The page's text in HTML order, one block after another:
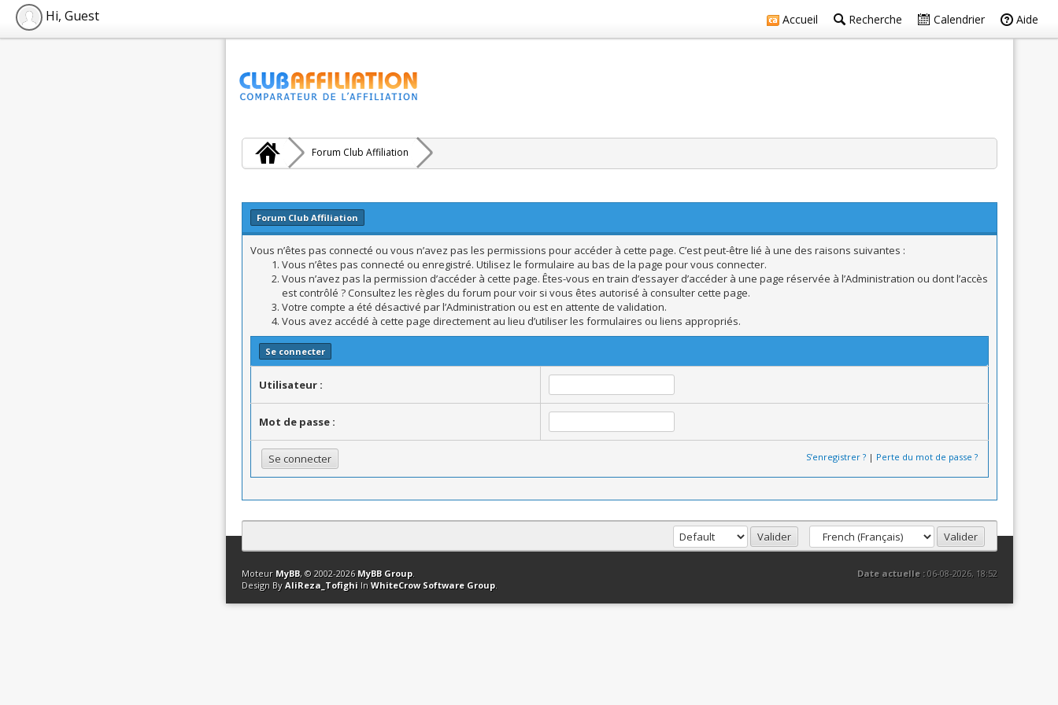
Accueil Recherche Calendrier Aide
Hi, Guest
Forum Club Affiliation
Forum Club Affiliation
Vous n’êtes pas connecté ou vous n’avez pas les permissions pour accéder à cette page. C’est peut-être lié à une des raisons suivantes :
Vous n’êtes pas connecté ou enregistré. Utilisez le formulaire au bas de la page pour vous connecter.
Vous n’avez pas la permission d’accéder à cette page. Êtes-vous en train d’essayer d’accéder à une page réservée à l’Administration ou dont l’accès
est contrôlé ? Consultez les règles du forum pour voir si vous êtes autorisé à consulter cette page.
Votre compte a été désactivé par l’Administration ou est en attente de validation.
Vous avez accédé à cette page directement au lieu d’utiliser les formulaires ou liens appropriés.
Se connecter
Utilisateur :
Mot de passe :
S’enregistrer ? | Perte du mot de passe ?
Contact Club Affiliation Retourner en haut Version bas-débit (Archivé) Syndication RSS
Date actuelle :06-08-2026, 18:52
Moteur MyBB, © 2002-2026 MyBB Group.
Design By AliReza_Tofighi In WhiteCrow Software Group.